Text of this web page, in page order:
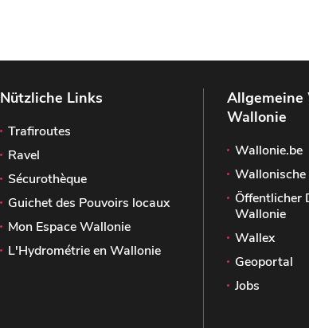
Nützliche Links
Trafiroutes
Ravel
Sécurothèque
Guichet des Pouvoirs locaux
Mon Espace Wallonie
L'Hydrométrie en Wallonie
Allgemeine
Wallonie
Wallonie.be
Wallonische
Öffentlicher
Wallonie
Wallex
Geoportal
Jobs